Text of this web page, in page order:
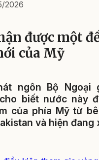
2026
được một
của Mỹ
ngôn Bộ Ngoại
biết nước này
của phía Mỹ từ
và hiện